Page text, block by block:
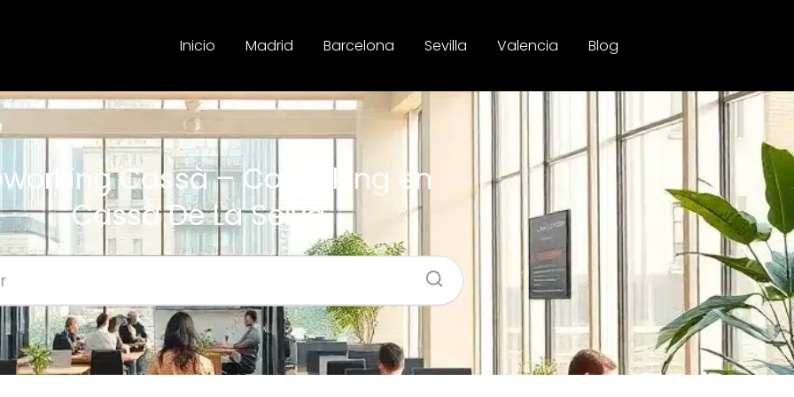
Inicio Madrid Barcelona Sevilla Valencia Blog
Cassà – Coworking en
Cassà De La Selva